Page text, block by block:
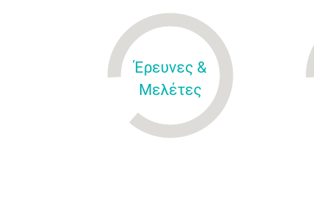
Έρευνες &
Μελέτες